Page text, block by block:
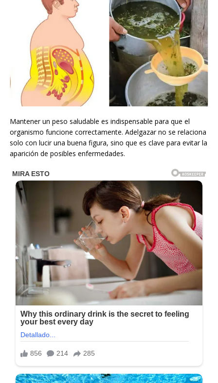
Mantener un peso saludable es indispensable para que el
organismo funcione correctamente. Adelgazar no se relaciona
solo con lucir una buena figura, sino que es clave para evitar la
aparición de posibles enfermedades.